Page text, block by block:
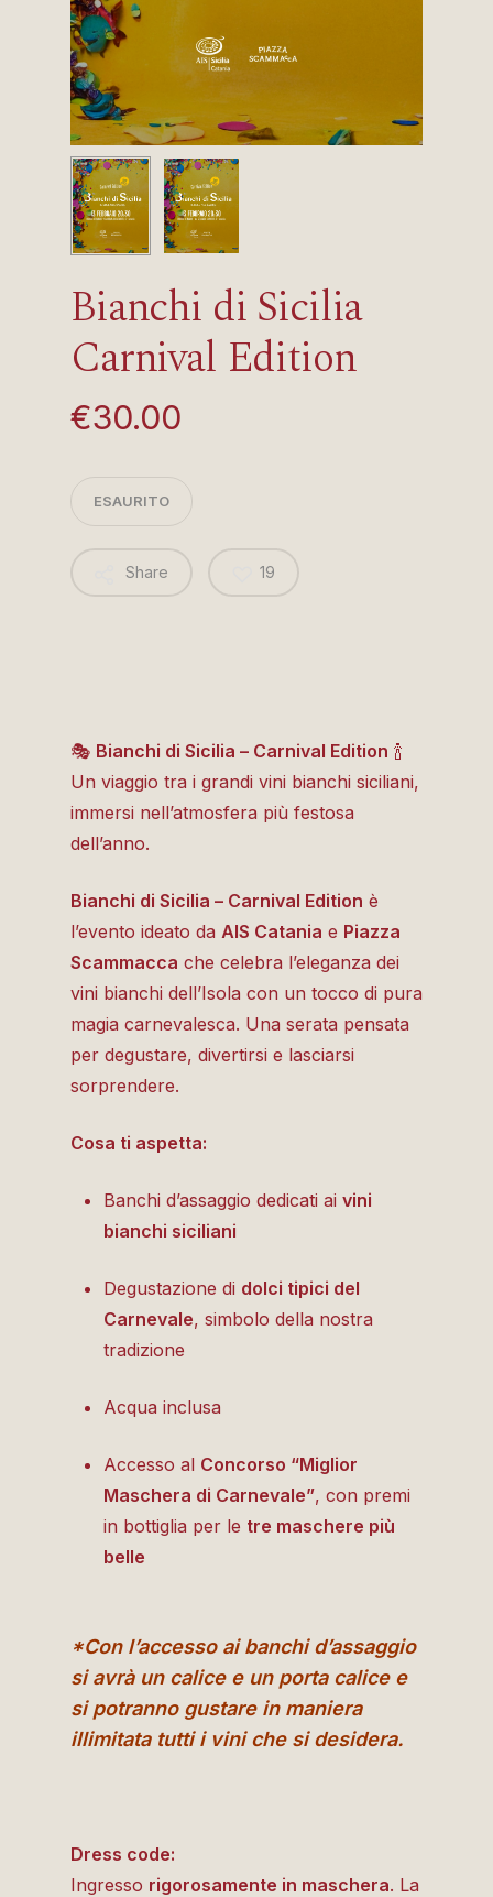
Bianchi di Sicilia
Carnival Edition
€30.00
ESAURITO
Share 19
🎭 Bianchi di Sicilia – Carnival Edition 🍾
Un viaggio tra i grandi vini bianchi siciliani,
immersi nell’atmosfera più festosa
dell’anno.
Bianchi di Sicilia – Carnival Edition è
l’evento ideato da AIS Catania e Piazza
Scammacca che celebra l’eleganza dei
vini bianchi dell’Isola con un tocco di pura
magia carnevalesca. Una serata pensata
per degustare, divertirsi e lasciarsi
sorprendere.
Cosa ti aspetta:
Banchi d’assaggio dedicati ai vini
bianchi siciliani
Degustazione di dolci tipici del
Carnevale, simbolo della nostra
tradizione
Acqua inclusa
Accesso al Concorso “Miglior
Maschera di Carnevale”, con premi
in bottiglia per le tre maschere più
belle
*Con l’accesso ai banchi d’assaggio
si avrà un calice e un porta calice e
si potranno gustare in maniera
illimitata tutti i vini che si desidera.
Dress code:
Ingresso rigorosamente in maschera. La